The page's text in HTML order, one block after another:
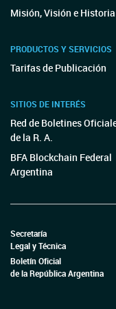
Misión, Visión e Historia
PRODUCTOS Y SERVICIOS
Tarifas de Publicación
SITIOS DE INTERÉS
Red de Boletines
de la R. A.
BFA Blockchain Federal
Argentina
Secretaría
Legal y Técnica
Boletín Oficial
de la República Argentina